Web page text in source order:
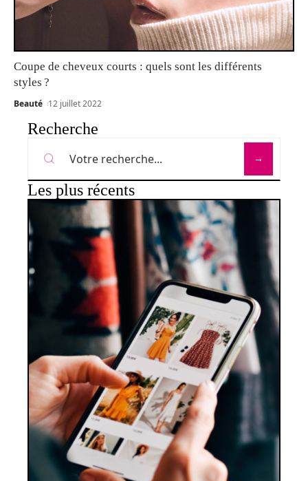
Coupe de cheveux courts : quels sont les différents
styles ?
Beauté 12 juillet 2022
Recherche
Les plus récents